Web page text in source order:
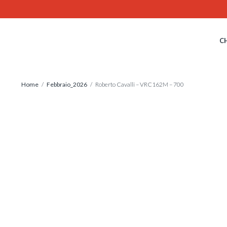
Home / Febbraio_2026 / Roberto Cavalli – VRC162M – 700